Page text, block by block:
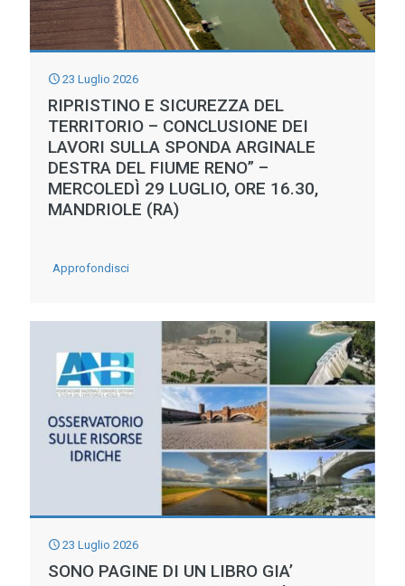
GLI
ECOSISTEMI
23 Luglio 2026
RIPRISTINO E SICUREZZA DEL
TERRITORIO – CONCLUSIONE DEI
LAVORI SULLA SPONDA ARGINALE
DESTRA DEL FIUME RENO” –
MERCOLEDÌ 29 LUGLIO, ORE 16.30,
MANDRIOLE (RA)
Approfondisci-
E
SICUREZZA
DEL
TERRITORIO
–
Conclusione
sulla
sponda
23 Luglio 2026
SONO PAGINE DI UN LIBRO GIA’